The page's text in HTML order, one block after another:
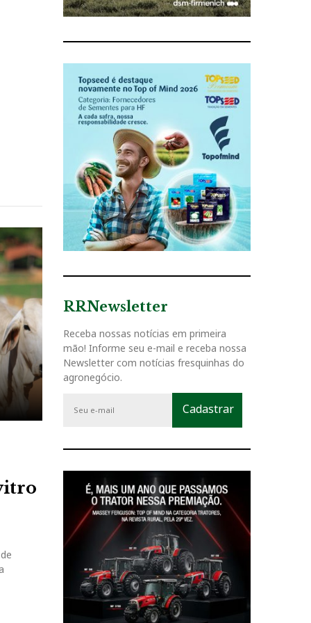
RRNewsletter
Receba nossas notícias em primeira
mão! Informe seu e-mail e receba nossa
Newsletter com notícias fresquinhas do
agronegócio.